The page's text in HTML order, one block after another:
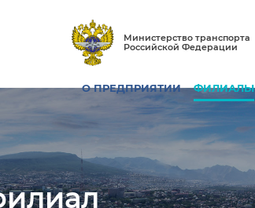
Министерство транспорта
Российской Федерации
О ПРЕДПРИЯТИИ ФИЛИАЛЫ